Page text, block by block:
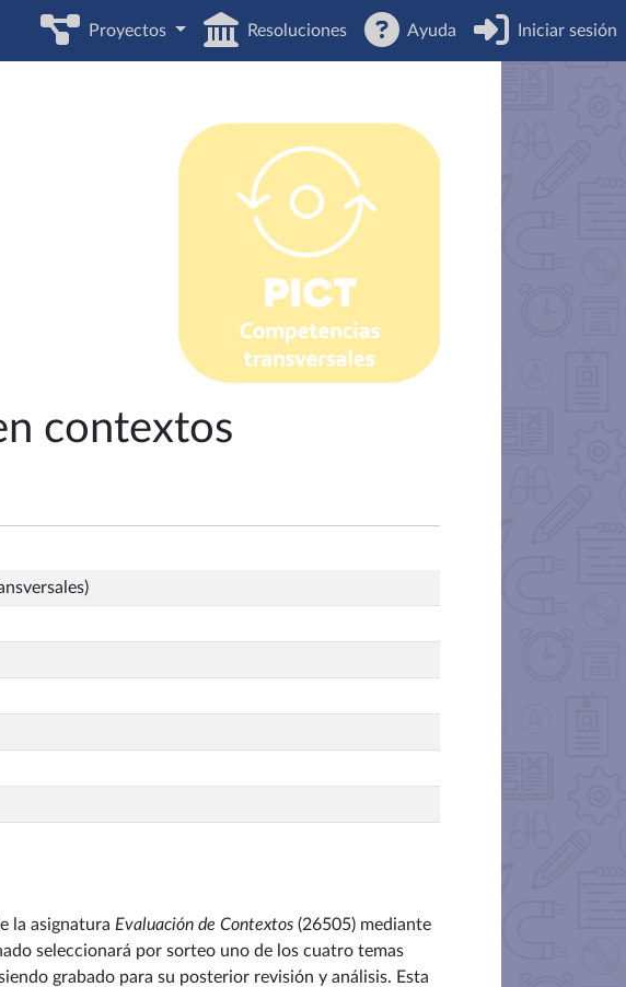
Proyectos Resoluciones Ayuda Iniciar sesión
contextos
la asignatura Evaluación de Contextos (26505) mediante
seleccionará por sorteo uno de los cuatro temas
grabado para su posterior revisión y análisis. Esta